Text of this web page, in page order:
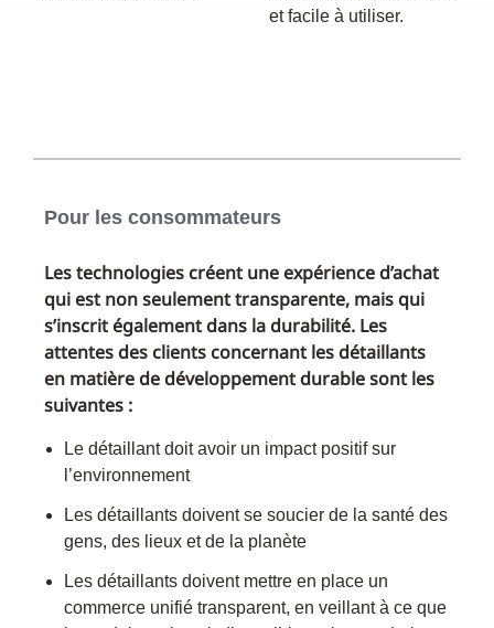
et facile à utiliser.
Pour les consommateurs
Les technologies créent une expérience d’achat
qui est non seulement transparente, mais qui
s’inscrit également dans la durabilité. Les
attentes des clients concernant les détaillants
en matière de développement durable sont les
suivantes :
Le détaillant doit avoir un impact positif sur
l’environnement
Les détaillants doivent se soucier de la santé des
gens, des lieux et de la planète
Les détaillants doivent mettre en place un
commerce unifié transparent, en veillant à ce que